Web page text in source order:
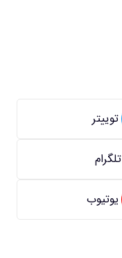
توییتر
تلگرام
یوتیوب